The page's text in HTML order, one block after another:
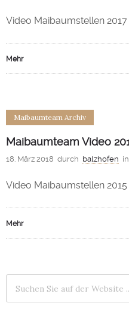
Video Maibaumstellen 2017
Mehr
0
Maibaumteam Archiv
Maibaumteam Video
18. März 2018 durch balzhofen in
Video Maibaumstellen 2015
Mehr